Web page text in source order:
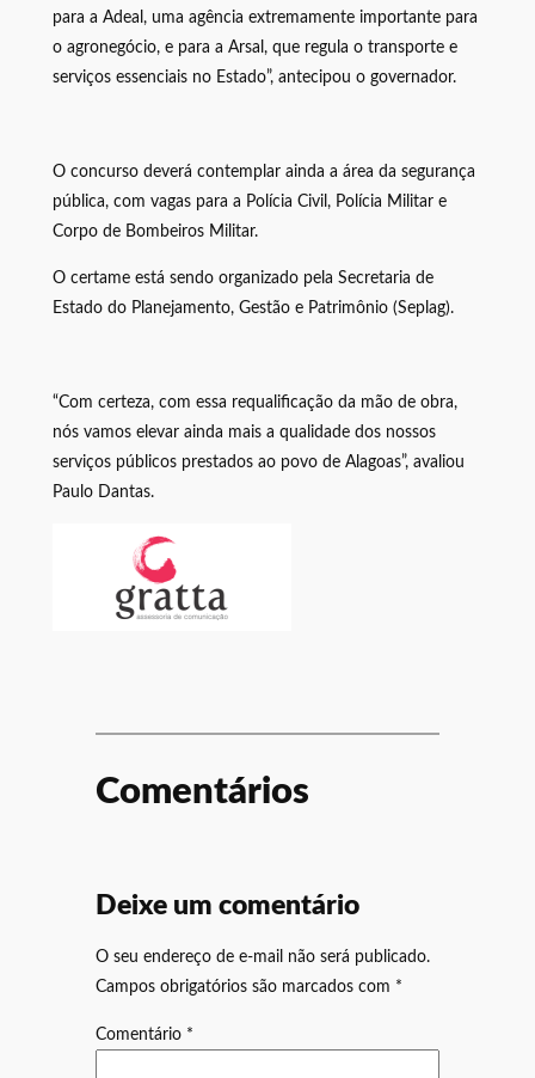
para a Adeal, uma agência extremamente importante para
o agronegócio, e para a Arsal, que regula o transporte e
serviços essenciais no Estado”, antecipou o governador.
O concurso deverá contemplar ainda a área da segurança
pública, com vagas para a Polícia Civil, Polícia Militar e
Corpo de Bombeiros Militar.
O certame está sendo organizado pela Secretaria de
Estado do Planejamento, Gestão e Patrimônio (Seplag).
“Com certeza, com essa requalificação da mão de obra,
nós vamos elevar ainda mais a qualidade dos nossos
serviços públicos prestados ao povo de Alagoas”, avaliou
Paulo Dantas.
Comentários
Deixe um comentário
O seu endereço de e-mail não será publicado.
Campos obrigatórios são marcados com *
Comentário *